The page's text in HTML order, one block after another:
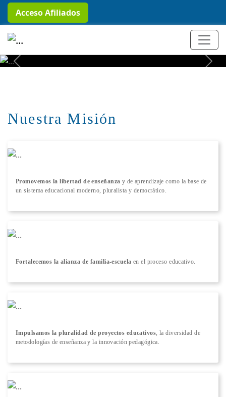
Acceso Afiliados
+ Conocer más
Previous Next
Nuestra Misión
Promovemos la libertad de enseñanza y de aprendizaje como la base de
un sistema educacional moderno, pluralista y democrático.
Fortalecemos la alianza de familia-escuela en el proceso educativo.
Impulsamos la pluralidad de proyectos educativos , la diversidad de
metodologías de enseñanza y la innovación pedagógica.